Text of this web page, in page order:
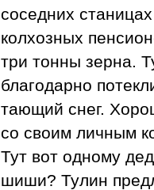
соседних
колхозных
три тонны зерна.
благодарно
тающий снег.
со своим личным
Тут вот одному
шиши? Тулин